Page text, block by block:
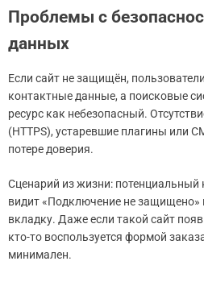
Проблемы с
данных
Если сайт не защищён,
контактные данные, а поисковые
ресурс как небезопасный.
(HTTPS), устаревшие плагины или
потере доверия.
Сценарий из жизни: потенциальный
видит «Подключение не
вкладку. Даже если такой сайт
кто-то воспользуется формой
минимален.